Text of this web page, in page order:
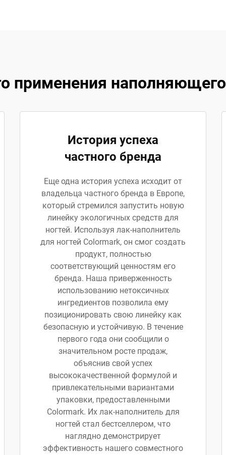
применения наполняющего
История успеха
частного бренда
Еще одна история успеха исходит от
владельца частного бренда в Европе,
который стремился запустить новую
линейку экологичных средств для
ногтей. Используя лак-наполнитель
для ногтей Colormark, он смог создать
продукт, полностью
соответствующий ценностям его
бренда. Наша приверженность
использованию нетоксичных
ингредиентов позволила ему
позиционировать свою линейку как
безопасную и устойчивую. В течение
первого года они сообщили о
значительном росте продаж,
объяснив свой успех
высококачественной формулой и
привлекательными вариантами
упаковки, предоставленными
Colormark. Их лак-наполнитель для
ногтей стал бестселлером, что
наглядно демонстрирует
эффективность нашего совместного